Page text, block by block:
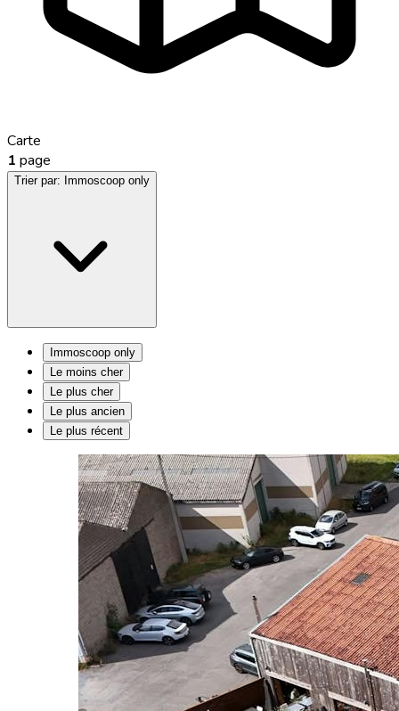
Carte
1 page
Trier par: Immoscoop only
Immoscoop only
Le moins cher
Le plus cher
Le plus ancien
Le plus récent